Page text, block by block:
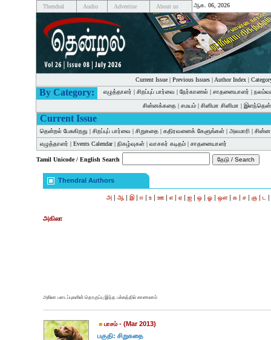
Thendral Audio Advertise About us ஆக. 06, 2026
Current Issue| Previous Issues| Author Index|
By Category: எழுத்தாளர் | சிறப்புப் பார்வை | நேர்காணல் | சாதனையாளர் |
சின்னக்கதை | சமயம் | சினிமா சினிமா |
Current Issue
தென்றல் பேசுகிறது | சிறப்புப் பார்வை | சிறுகதை | கதிரவனைக் கேளுங்கள் | அலமாரி |
எழுத்தாளர் | Events Calendar| நிகழ்வுகள் | வாசகர் கடிதம் | சாதனையாளர்
Tamil Unicode / English Search
Thendral Authors
அ | ஆ | இ| ஈ | உ | ஊ | எ | ஏ | ஐ | ஒ | ஓ | ஔ| க | ச | ஞ | ட |
அகிலா
அகிலா படைப்புகளின் தொகுப்பு இந்த பக்கத்தில் காணலாம்
பாசம்- (Mar 2013)
பகுதி: சிறுகதை